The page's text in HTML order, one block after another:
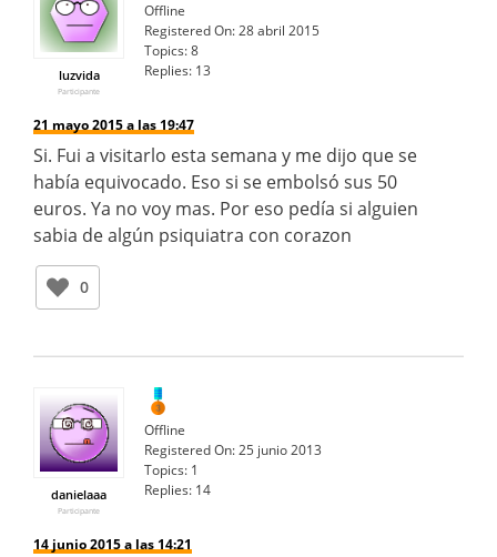
luzvida
Participante
Offline
Registered On:28 abril 2015
Topics:8
Replies: 13
21 mayo 2015 a las 19:47
Si. Fui a visitarlo esta semana y me dijo que se
había equivocado. Eso si se embolsó sus 50
euros. Ya no voy mas. Por eso pedía si alguien
sabia de algún psiquiatra con corazon
0
danielaaa
Participante
Offline
Registered On:25 junio 2013
Topics: 1
Replies: 14
14 junio 2015 a las 14:21